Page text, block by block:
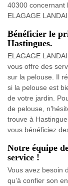
40300 concernant
ELAGAGE
Bénéficier le
Hastingues.
ELAGAGE
vous offre des
sur la pelouse. Il
si la pelouse est
de votre jardin.
de pelouse,
trouve à
vous bénéficiez
Notre équipe
service !
Vous avez besoin
qu’à confier son